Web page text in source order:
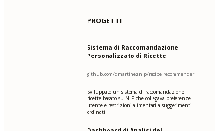
PROGETTI
Sistema di Raccomandazione
Personalizzato di Ricette
github.com/dmartineznlp/recipe-recommender
Sviluppato un sistema di raccomandazione
ricette basato su NLP che collegava preferenze
utente e restrizioni alimentari a suggerimenti
ordinati.